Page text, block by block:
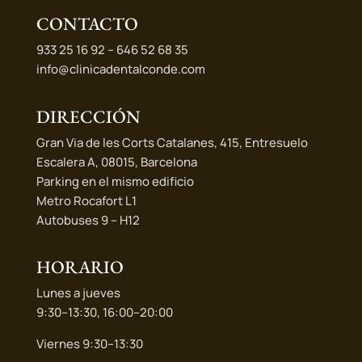
CONTACTO
933 25 16 92 – 646 52 68 35
info@clinicadentalconde.com
DIRECCIÓN
Gran Via de les Corts Catalanes, 415, Entresuelo
Escalera A, 08015, Barcelona
Parking en el mismo edificio
Metro Rocafort L1
Autobuses 9 – H12
HORARIO
Lunes a jueves
9:30–13:30, 16:00–20:00
Viernes 9:30–13:30